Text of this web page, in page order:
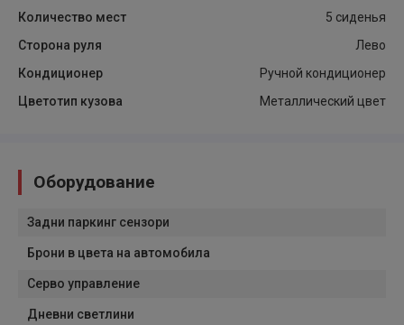
Количество мест
5 сиденья
Сторона руля
Лево
Кондиционер
Ручной кондиционер
Цветотип кузова
Металлический цвет
Оборудование
Задни паркинг сензори
Брони в цвета на автомобила
Серво управление
Дневни светлини